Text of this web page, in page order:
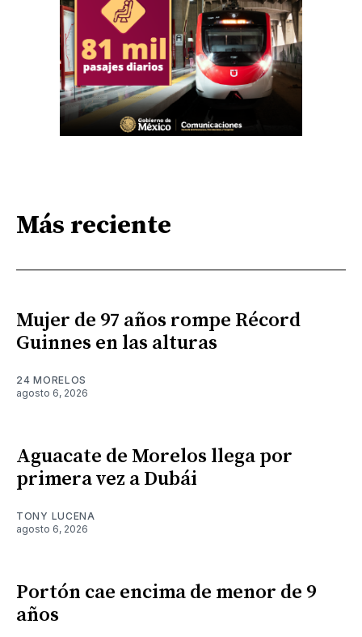
Más reciente
Mujer de 97 años rompe Récord
Guinnes en las alturas
24 MORELOS
agosto 6, 2026
Aguacate de Morelos llega por
primera vez a Dubái
TONY LUCENA
agosto 6, 2026
Portón cae encima de menor de 9
años